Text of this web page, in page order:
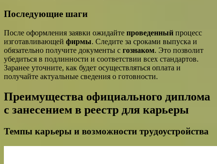
Последующие шаги
После оформления заявки ожидайте проведенный процесс
изготавливающей фирмы. Следите за сроками выпуска и
обязательно получите документы с гознаком. Это позволит
убедиться в подлинности и соответствии всех стандартов.
Заранее уточните, как будет осуществляться оплата и
получайте актуальные сведения о готовности.
Преимущества официального диплома
с занесением в реестр для карьеры
Темпы карьеры и возможности трудоустройства